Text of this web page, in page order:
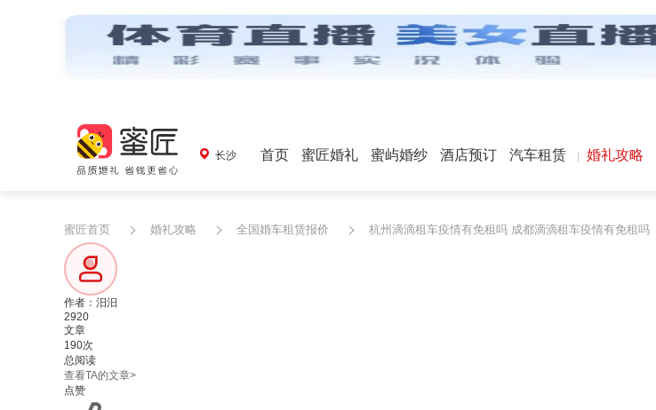
长沙 首页 蜜匠婚礼 蜜屿婚纱 酒店预订 汽车租赁 婚礼攻略
蜜匠首页 婚礼攻略 全国婚车租赁报价 杭州滴滴租车疫情有免租吗 成都滴滴租车疫情有免租吗
作者：汨汨
2920
文章
190次
总阅读
查看TA的文章>
点赞